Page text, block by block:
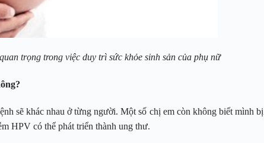
trọng trong việc duy trì sức khỏe sinh sản của phụ nữ
sẽ khác nhau ở từng người. Một số chị em còn không biết mình bị
HPV có thể phát triển thành ung thư.